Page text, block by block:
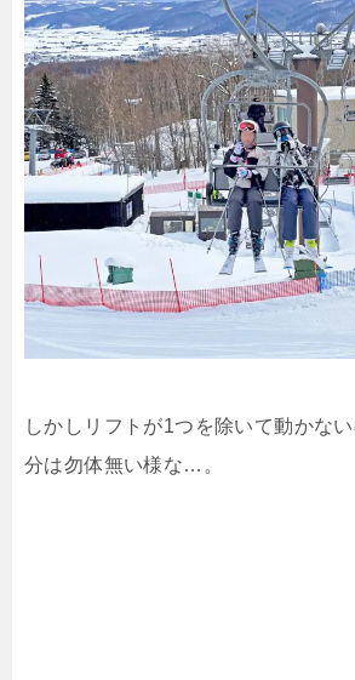
しかしリフトが1つを除いて動かな
分は勿体無い様な…。